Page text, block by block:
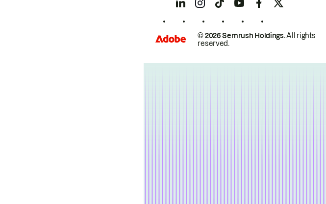
© 2026 Semrush Holdings.All rights
reserved.